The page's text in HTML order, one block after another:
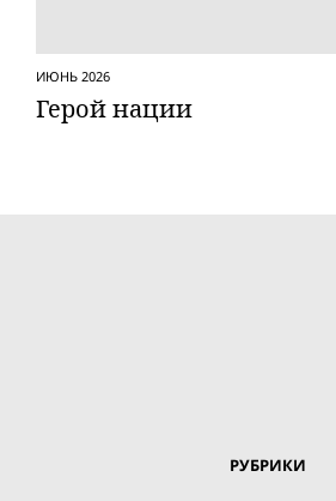
ИЮНЬ 2026
Герой нации
РУБРИКИ